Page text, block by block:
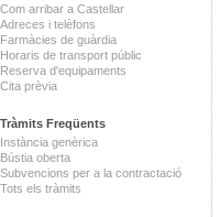
Com arribar a Castellar
Adreces i telèfons
Farmàcies de guàrdia
Horaris de transport públic
Reserva d'equipaments
Cita prèvia
Tràmits Freqüents
Instància genèrica
Bústia oberta
Subvencions per a la contractació
Tots els tràmits